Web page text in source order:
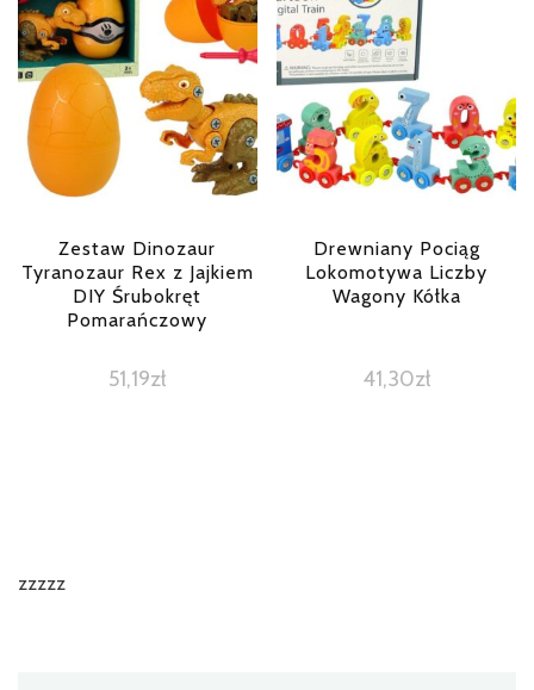
Zestaw Dinozaur
Tyranozaur Rex z Jajkiem
DIY Śrubokręt
Pomarańczowy
51,19zł
Drewniany Pociąg
Lokomotywa Liczby
Wagony Kółka
41,30zł
zzzzz